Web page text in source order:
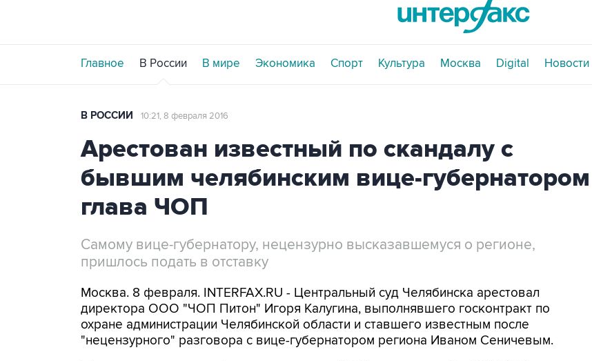
Главное В России В мире Экономика Спорт Культура Москва Digital Новости
В РОССИИ 10:21, 8 февраля 2016
Арестован известный по скандалу с
бывшим челябинским вице-губернатором
глава ЧОП
Самому вице-губернатору, нецензурно высказавшемуся о регионе,
пришлось подать в отставку
Москва. 8 февраля. INTERFAX.RU - Центральный суд Челябинска арестовал
директора ООО "ЧОП Питон" Игоря Калугина, выполнявшего госконтракт по
охране администрации Челябинской области и ставшего известным после
"нецензурного" разговора с вице-губернатором региона Иваном Сеничевым.